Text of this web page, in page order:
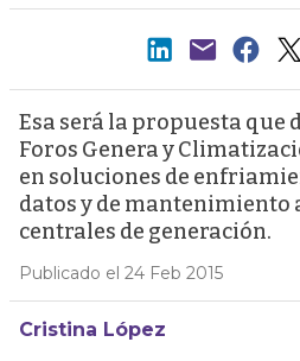
Esa será la propuesta que
Foros Genera y
en soluciones de
datos y de mantenimiento
centrales de generación.
Publicado el 24 Feb 2015
Cristina López